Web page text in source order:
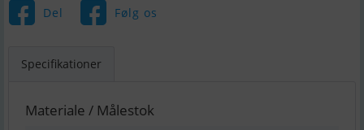
Del Følg os
Specifikationer
Materiale / Målestok